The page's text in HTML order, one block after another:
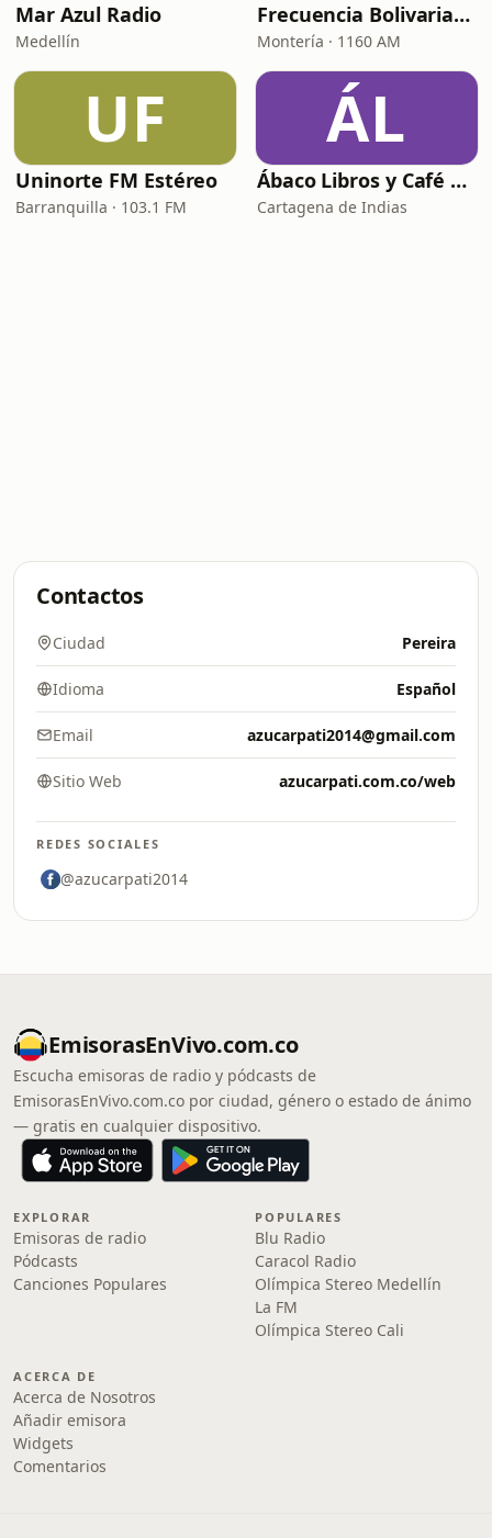
Mar Azul Radio
Medellín
Frecuencia Bolivariana
Montería · 1160 AM
UF
Uninorte FM Estéreo
Barranquilla · 103.1 FM
ÁL
Ábaco Libros y Café Radio
Cartagena de Indias
Contactos
Ciudad Pereira
Idioma Español
Email azucarpati2014@gmail.com
Sitio Web azucarpati.com.co/web
REDES SOCIALES
@azucarpati2014
EmisorasEnVivo.com.co
Escucha emisoras de radio y pódcasts de
EmisorasEnVivo.com.co por ciudad, género o estado de ánimo
— gratis en cualquier dispositivo.
EXPLORAR
Emisoras de radio
Pódcasts
Canciones Populares
POPULARES
Blu Radio
Caracol Radio
Olímpica Stereo Medellín
La FM
Olímpica Stereo Cali
ACERCA DE
Acerca de Nosotros
Añadir emisora
Widgets
Comentarios